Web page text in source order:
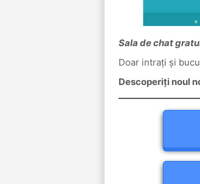
Sala de chat
Doar intrați și
Descoperiți noul